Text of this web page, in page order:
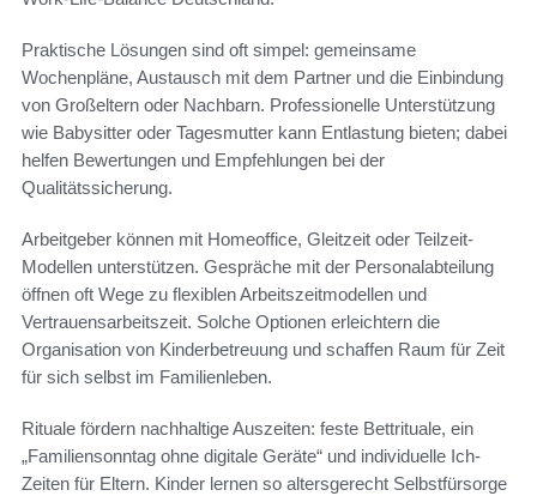
Praktische Lösungen sind oft simpel: gemeinsame
Wochenpläne, Austausch mit dem Partner und die Einbindung
von Großeltern oder Nachbarn. Professionelle Unterstützung
wie Babysitter oder Tagesmutter kann Entlastung bieten; dabei
helfen Bewertungen und Empfehlungen bei der
Qualitätssicherung.
Arbeitgeber können mit Homeoffice, Gleitzeit oder Teilzeit-
Modellen unterstützen. Gespräche mit der Personalabteilung
öffnen oft Wege zu flexiblen Arbeitszeitmodellen und
Vertrauensarbeitszeit. Solche Optionen erleichtern die
Organisation von Kinderbetreuung und schaffen Raum für Zeit
für sich selbst im Familienleben.
Rituale fördern nachhaltige Auszeiten: feste Bettrituale, ein
„Familiensonntag ohne digitale Geräte“ und individuelle Ich-
Zeiten für Eltern. Kinder lernen so altersgerecht Selbstfürsorge